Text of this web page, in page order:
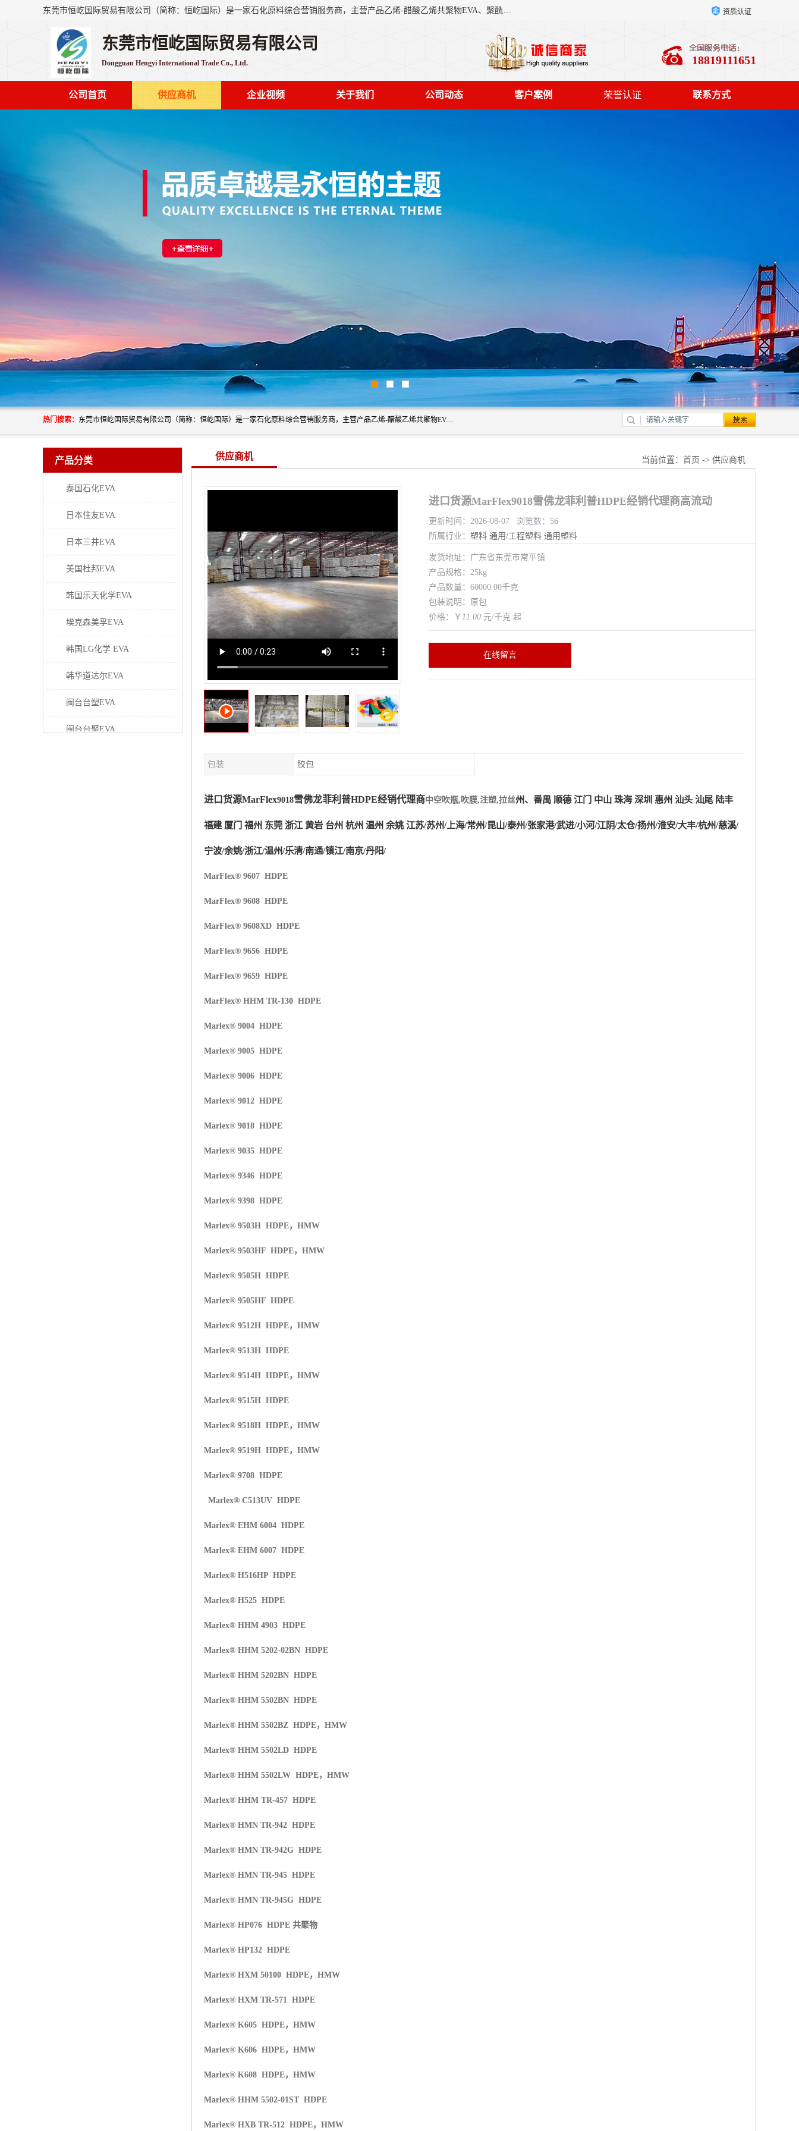
东莞市恒屹国际贸易有限公司（简称：恒屹国际）是一家石化原料综合营销服务商，主营产品乙烯-醋酸乙烯共聚物EVA、聚酰胺PA（尼龙）、醚酯型热塑弹性体TPEE等，公司秉承以市场为导向的战略思想，致力于大宗石化原料在中国市场的营销服务业务，为客户提供一站式的全面服务。 资质认证
东莞市恒屹国际贸易有限公司
Dongguan Hengyi International Trade Co., Ltd. 18819111651
公司首页 供应商机 企业视频 关于我们 公司动态 客户案例 荣誉认证 联系方式
热门搜索： 东莞市恒屹国际贸易有限公司（简称：恒屹国际）是一家石化原料综合营销服务商，主营产品乙烯-醋酸乙烯共聚物EVA、聚酰胺PA（尼龙）、醚酯型热塑弹性体TPEE等，公司秉承以市场为导向的战略思想，致力于大宗石化原料在中国市场的营销服务业务，为客户提供一站式的全面服务。
产品分类
泰国石化EVA
日本住友EVA
日本三井EVA
美国杜邦EVA
韩国乐天化学EVA
埃克森美孚EVA
韩国LG化学 EVA
韩华道达尔EVA
闽台台塑EVA
闽台台聚EVA
供应商机 当前位置： 首页 -> 供应商机
进口货源MarFlex9018雪佛龙菲利普HDPE经销代理商高流动
更新时间：2026-08-07 浏览数：56
所属行业： 塑料 通用/工程塑料 通用塑料
发货地址：广东省东莞市常平镇
产品规格：25kg
产品数量：60000.00千克
包装说明：原包
价格：￥ 11.00 元/千克 起
在线留言
包装 胶包
进口货源MarFlex9018雪佛龙菲利普HDPE经销代理商中空吹瓶,吹膜,注塑,拉丝州、番禺 顺德 江门 中山 珠海 深圳 惠州 汕头 汕尾 陆丰
福建 厦门 福州 东莞 浙江 黄岩 台州 杭州 温州 余姚 江苏/苏州/上海/常州/昆山/泰州/张家港/武进/小河/江阴/太仓/扬州/淮安/大丰/杭州/慈溪/
宁波/余姚/浙江/温州/乐清/南通/镇江/南京/丹阳/
MarFlex® 9607 HDPE
MarFlex® 9608 HDPE
MarFlex® 9608XD HDPE
MarFlex® 9656 HDPE
MarFlex® 9659 HDPE
MarFlex® HHM TR-130 HDPE
Marlex® 9004 HDPE
Marlex® 9005 HDPE
Marlex® 9006 HDPE
Marlex® 9012 HDPE
Marlex® 9018 HDPE
Marlex® 9035 HDPE
Marlex® 9346 HDPE
Marlex® 9398 HDPE
Marlex® 9503H HDPE， HMW
Marlex® 9503HF HDPE， HMW
Marlex® 9505H HDPE
Marlex® 9505HF HDPE
Marlex® 9512H HDPE， HMW
Marlex® 9513H HDPE
Marlex® 9514H HDPE， HMW
Marlex® 9515H HDPE
Marlex® 9518H HDPE， HMW
Marlex® 9519H HDPE， HMW
Marlex® 9708 HDPE
Marlex® C513UV HDPE
Marlex® EHM 6004 HDPE
Marlex® EHM 6007 HDPE
Marlex® H516HP HDPE
Marlex® H525 HDPE
Marlex® HHM 4903 HDPE
Marlex® HHM 5202-02BN HDPE
Marlex® HHM 5202BN HDPE
Marlex® HHM 5502BN HDPE
Marlex® HHM 5502BZ HDPE， HMW
Marlex® HHM 5502LD HDPE
Marlex® HHM 5502LW HDPE， HMW
Marlex® HHM TR-457 HDPE
Marlex® HMN TR-942 HDPE
Marlex® HMN TR-942G HDPE
Marlex® HMN TR-945 HDPE
Marlex® HMN TR-945G HDPE
Marlex® HP076 HDPE 共聚物
Marlex® HP132 HDPE
Marlex® HXM 50100 HDPE， HMW
Marlex® HXM TR-571 HDPE
Marlex® K605 HDPE， HMW
Marlex® K606 HDPE， HMW
Marlex® K608 HDPE， HMW
Marlex® HHM 5502-01ST HDPE
Marlex® HXB TR-512 HDPE， HMW